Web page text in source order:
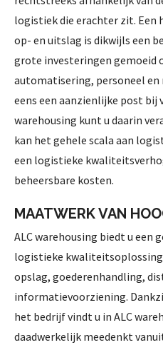
logistiek die erachter zit. Een
op- en uitslag is dikwijls een
grote investeringen gemoeid
automatisering, personeel
eens een aanzienlijke post bij
warehousing kunt u daarin
kan het gehele scala aan
een logistieke
beheersbare kosten.
MAATWERK VAN
ALC warehousing biedt u een
logistieke
opslag, goederenhandling,
informatievoorziening.
het bedrijf vindt u in ALC
daadwerkelijk meedenkt